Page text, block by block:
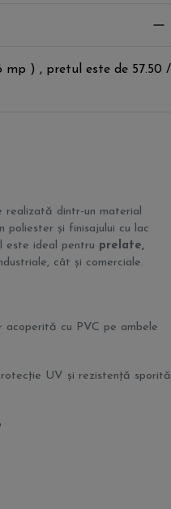
mp ) , pretul este de 57.50 /
realizată dintr-un material
și finisajului cu lac
este ideal pentru prelate,
cât și comerciale.
acoperită cu PVC pe ambele
UV și rezistență sporită